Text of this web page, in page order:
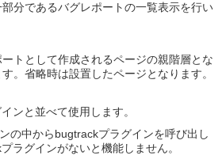
分であるバグレポートの一覧表示を行い
トとして作成されるページの親階層とな
。省略時は設置したページとなります。
ンと並べて使用します。
の中からbugtrackプラグインを呼び出し
ラグインがないと機能しません。